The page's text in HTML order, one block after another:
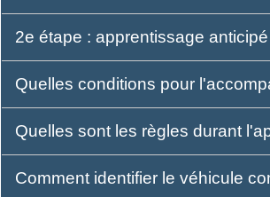
2e étape : apprentissage
Quelles conditions pour
Quelles sont les règles durant
Comment identifier le véhicule